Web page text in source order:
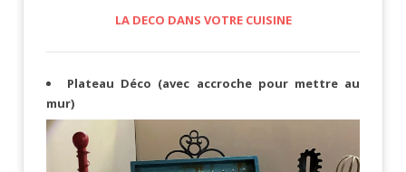
LA DECO DANS VOTRE CUISINE
Plateau Déco (avec accroche pour mettre au
mur)